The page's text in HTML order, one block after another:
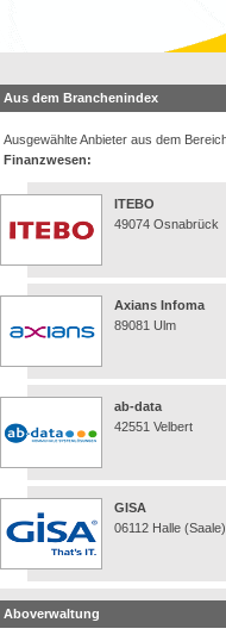
Aus dem Branchenindex
Ausgewählte Anbieter aus dem
Finanzwesen:
ITEBO
49074 Osnabrück
Axians Infoma
89081 Ulm
ab-data
42551 Velbert
GISA
06112 Halle (Saale)
Aboverwaltung